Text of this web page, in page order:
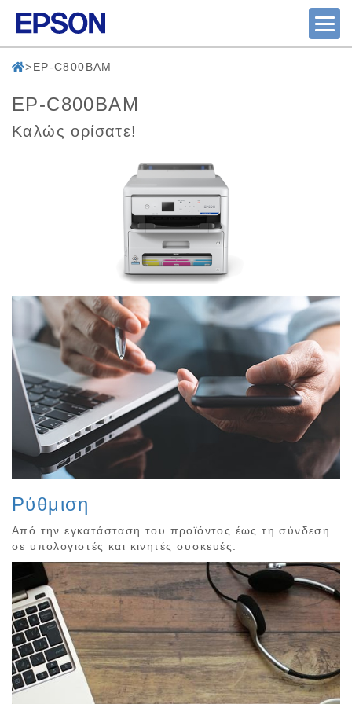
EP-C800BAM
EP-C800BAM
Καλώς ορίσατε!
Ρύθμιση
Από την εγκατάσταση του προϊόντος έως τη σύνδεση
σε υπολογιστές και κινητές συσκευές.